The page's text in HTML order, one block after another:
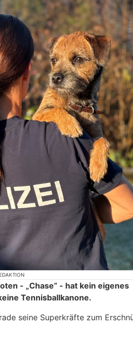
- „Chase“ - hat kein eigenes
Tennisballkanone.
seine Superkräfte zum